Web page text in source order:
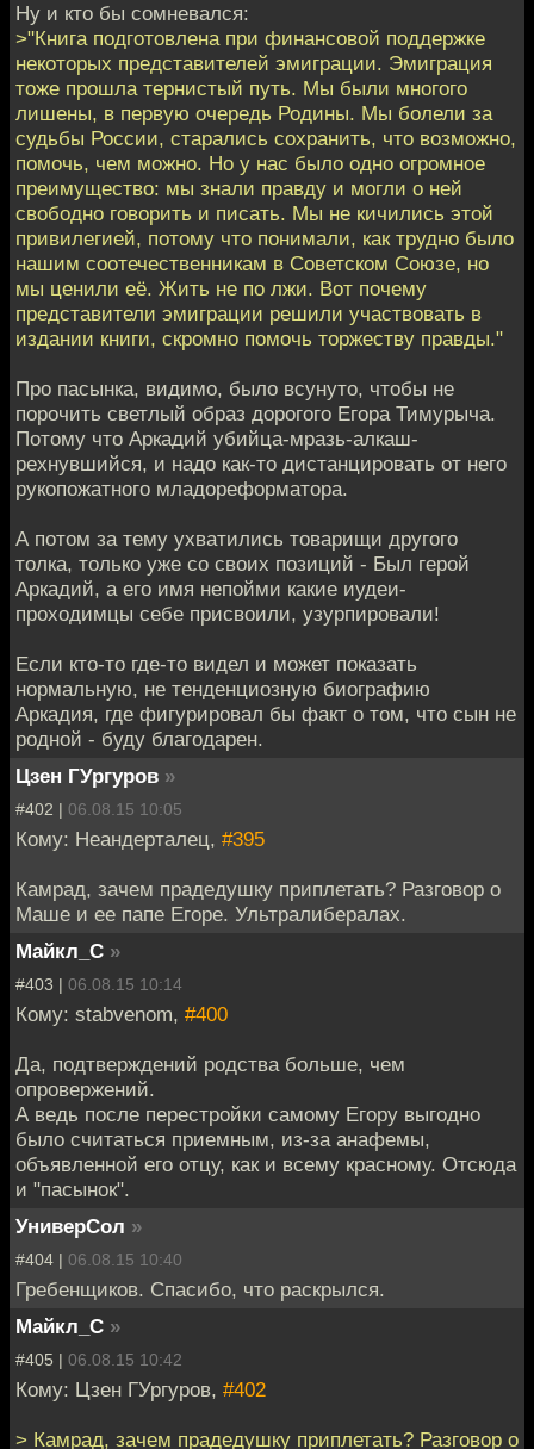
Ну и кто бы сомневался:
>"Книга подготовлена при финансовой поддержке
некоторых представителей эмиграции. Эмиграция
тоже прошла тернистый путь. Мы были многого
лишены, в первую очередь Родины. Мы болели за
судьбы России, старались сохранить, что возможно,
помочь, чем можно. Но у нас было одно огромное
преимущество: мы знали правду и могли о ней
свободно говорить и писать. Мы не кичились этой
привилегией, потому что понимали, как трудно было
нашим соотечественникам в Советском Союзе, но
мы ценили её. Жить не по лжи. Вот почему
представители эмиграции решили участвовать в
издании книги, скромно помочь торжеству правды."
Про пасынка, видимо, было всунуто, чтобы не
порочить светлый образ дорогого Егора Тимурыча.
Потому что Аркадий убийца-мразь-алкаш-
рехнувшийся, и надо как-то дистанцировать от него
рукопожатного младореформатора.
А потом за тему ухватились товарищи другого
толка, только уже со своих позиций - Был герой
Аркадий, а его имя непойми какие иудеи-
проходимцы себе присвоили, узурпировали!
Если кто-то где-то видел и может показать
нормальную, не тенденциозную биографию
Аркадия, где фигурировал бы факт о том, что сын не
родной - буду благодарен.
Цзен ГУргуров »
#402 | 06.08.15 10:05
Кому: Неандерталец, #395
Камрад, зачем прадедушку приплетать? Разговор о
Маше и ее папе Егоре. Ультралибералах.
Майкл_С »
#403 | 06.08.15 10:14
Кому: stabvenom, #400
Да, подтверждений родства больше, чем
опровержений.
А ведь после перестройки самому Егору выгодно
было считаться приемным, из-за анафемы,
объявленной его отцу, как и всему красному. Отсюда
и "пасынок".
УниверСол »
#404 | 06.08.15 10:40
Гребенщиков. Спасибо, что раскрылся.
Майкл_С »
#405 | 06.08.15 10:42
Кому: Цзен ГУргуров, #402
> Камрад, зачем прадедушку приплетать? Разговор о